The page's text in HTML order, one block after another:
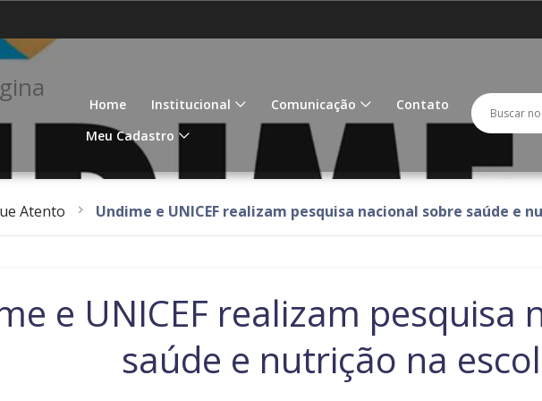
Pará Paraíba Pernambuco
Roraima
São Paulo Tocantins
Home Institucional Comunicação
Contato
Meu Cadastro
no
Atento Undime e UNICEF realizam pesquisa nacional sobre saúde e
e UNICEF realizam pesquisa
saúde e nutrição na